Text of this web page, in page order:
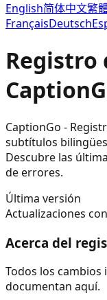
English简体中文繁
FrançaisDeutsch
Registro
CaptionGo -
subtítulos
Descubre las
de errores.
Última versión
Actualizaciones
Acerca del
Todos los
documentan aquí.